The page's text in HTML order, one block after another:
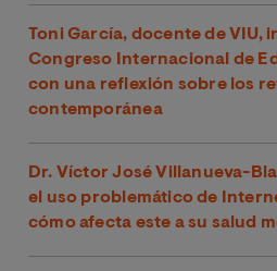
Toni García, docente de VIU,
Congreso Internacional de
con una reflexión sobre los
contemporánea
Dr. Víctor José Villanueva-
el uso problemático de
cómo afecta este a su salud